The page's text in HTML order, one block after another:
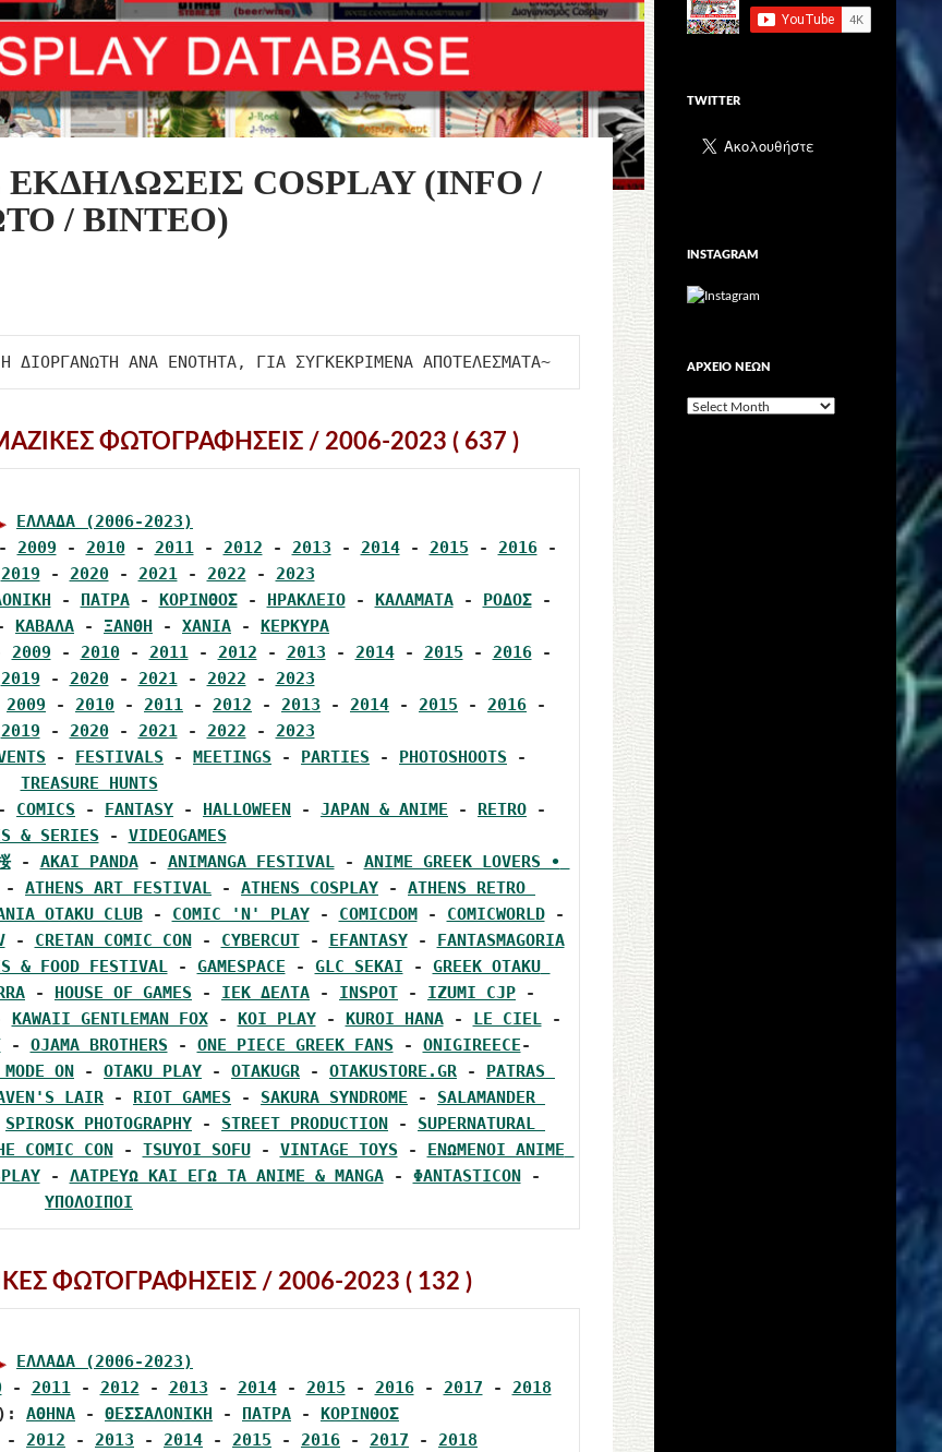
COSPLAY (INFO /
/ ΒΙΝΤΕΟ)
~ΕΠΙΛΕΞΤΕ ΠΟΛΗ, ΕΤΟΣ, ΤΥΠΟ, ΚΑΤΗΓΟΡΙΑ Η ΔΙΟΡΓΑΝΩΤΗ ΑΝΑ ΕΝΟΤΗΤΑ, ΓΙΑ ΣΥΓΚΕΚΡΙΜΕΝΑ ΑΠΟΤΕΛΕΣΜΑΤΑ~
ΦΩΤΟΓΡΑΦΗΣΕΙΣ / 2006-2023 ( 637 )
ΕΛΛΑΔΑ (2006-2023)
2009 - 2010 - 2011 - 2012 - 2013 - 2014 - 2015 - 2016
2019 - 2020 - 2021 - 2022 - 2023
- ΠΑΤΡΑ - ΚΟΡΙΝΘΟΣ - ΗΡΑΚΛΕΙΟ - ΚΑΛΑΜΑΤΑ - ΡΟΔΟΣ
ΚΑΒΑΛΑ - ΞΑΝΘΗ - ΧΑΝΙΑ -
ΚΕΡΚΥΡΑ
2009 - 2010 - 2011 - 2012 - 2013 - 2014 - 2015 - 2016
2019 - 2020 - 2021 - 2022 - 2023
2009 - 2010 - 2011 - 2012 - 2013 - 2014 - 2015 - 2016
2019 - 2020 - 2021 - 2022 - 2023
- FESTIVALS - MEETINGS - PARTIES - PHOTOSHOOTS
TREASURE HUNTS
COMICS - FANTASY - HALLOWEEN - JAPAN & ANIME - RETRO
& SERIES - VIDEOGAMES
- AKAI PANDA - ANIMANGA FESTIVAL - ANIME GREEK LOVERS •
- ATHENS ART FESTIVAL - ATHENS COSPLAY - ATHENS RETRO
OTAKU CLUB - COMIC 'N' PLAY - COMICDOM - COMICWORLD
- CRETAN COMIC CON - CYBERCUT - EFANTASY -
FANTASMAGORIA
& FOOD FESTIVAL - GAMESPACE - GLC SEKAI - GREEK OTAKU
- HOUSE OF GAMES - IEK ΔΕΛΤΑ - INSPOT - IZUMI CJP
KAWAII GENTLEMAN FOX - KOI PLAY - KUROI HANA - LE CIEL
- OJAMA BROTHERS - ONE PIECE GREEK FANS - ONIGIREECE
ON - OTAKU PLAY - OTAKUGR - OTAKUSTORE.GR -
PATRAS
LAIR - RIOT GAMES - SAKURA SYNDROME - SALAMANDER
SPIROSK PHOTOGRAPHY - STREET PRODUCTION - SUPERNATURAL
COMIC CON - TSUYOI SOFU - VINTAGE TOYS -
ΕΝΩΜΕΝΟΙ ANIME
- ΛΑΤΡΕΥΩ ΚΑΙ ΕΓΩ ΤΑ ANIME & MANGA - ΦANTASTICON
ΥΠΟΛΟΙΠΟΙ
ΦΩΤΟΓΡΑΦΗΣΕΙΣ / 2006-2023 ( 132 )
ΕΛΛΑΔΑ (2006-2023)
- 2011 - 2012 - 2013 - 2014 - 2015 - 2016 - 2017 - 2018
ΑΘΗΝΑ - ΘΕΣΣΑΛΟΝΙΚΗ - ΠΑΤΡΑ -
ΚΟΡΙΝΘΟΣ
- 2012 - 2013 - 2014 - 2015 - 2016 - 2017 - 2018
TWITTER
INSTAGRAM
ΑΡΧΕΙΟ ΝΕΩΝ
ΑΡΧΕΙΟ